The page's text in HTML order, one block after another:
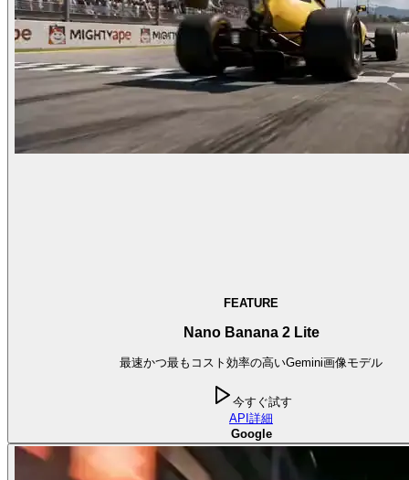
FEATURE
Nano Banana 2 Lite
最速かつ最もコスト効率の高いGemini画像モデル
今すぐ試す
API 詳細
Google